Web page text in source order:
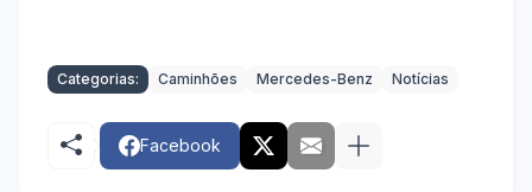
Categorias: Caminhões Mercedes-Benz Notícias
Facebook